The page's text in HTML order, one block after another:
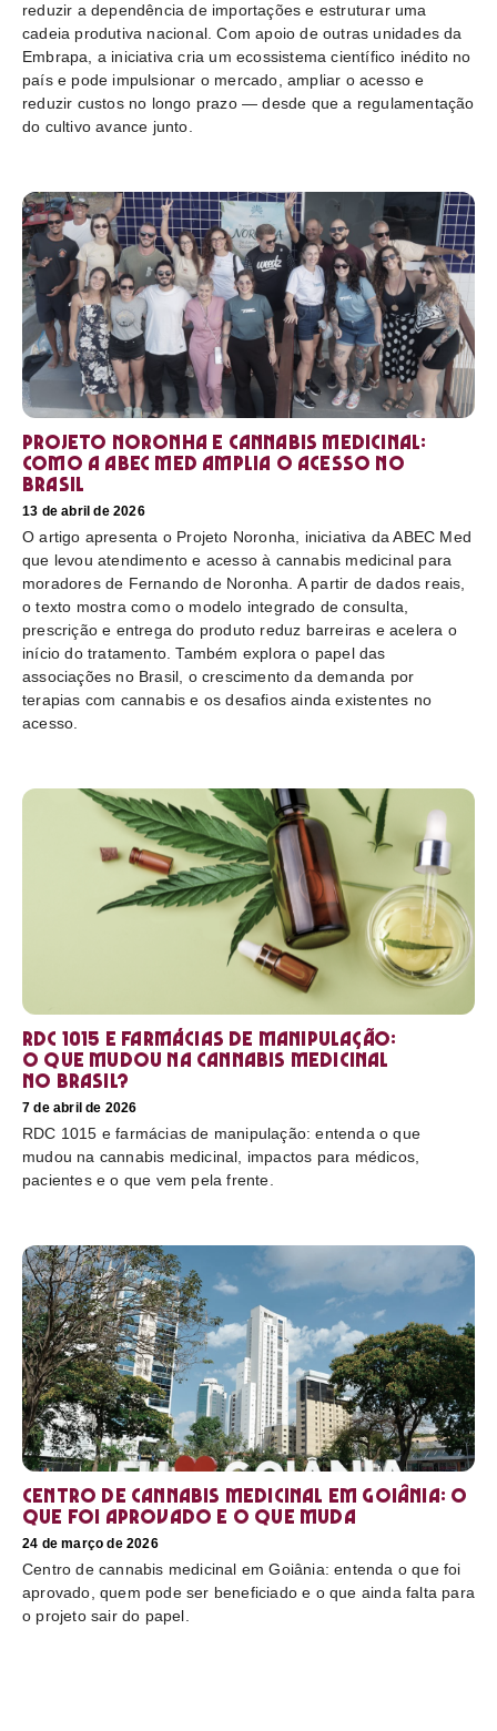
reduzir a dependência de importações e estruturar uma
cadeia produtiva nacional. Com apoio de outras unidades da
Embrapa, a iniciativa cria um ecossistema científico inédito no
país e pode impulsionar o mercado, ampliar o acesso e
reduzir custos no longo prazo — desde que a regulamentação
do cultivo avance junto.
Projeto Noronha e cannabis medicinal:
como a ABEC Med amplia o acesso no
Brasil
13 de abril de 2026
O artigo apresenta o Projeto Noronha, iniciativa da ABEC Med
que levou atendimento e acesso à cannabis medicinal para
moradores de Fernando de Noronha. A partir de dados reais,
o texto mostra como o modelo integrado de consulta,
prescrição e entrega do produto reduz barreiras e acelera o
início do tratamento. Também explora o papel das
associações no Brasil, o crescimento da demanda por
terapias com cannabis e os desafios ainda existentes no
acesso.
RDC 1015 e farmácias de manipulação:
o que mudou na cannabis medicinal
no Brasil?
7 de abril de 2026
RDC 1015 e farmácias de manipulação: entenda o que
mudou na cannabis medicinal, impactos para médicos,
pacientes e o que vem pela frente.
Centro de cannabis medicinal em Goiânia: o
que foi aprovado e o que muda
24 de março de 2026
Centro de cannabis medicinal em Goiânia: entenda o que foi
aprovado, quem pode ser beneficiado e o que ainda falta para
o projeto sair do papel.